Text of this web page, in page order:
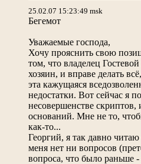
25.02.07 15:23:49 msk
Бегемот
Уважаемые господа,
Хочу прояснить свою
том, что владелец
хозяин, и вправе делать
эта кажущаяся
недостатки. Вот сейчас я
несовершенстве
оснований. Мне не то,
как-то...
Георгий, я так давно
меня нет ни вопросов
вопроса, что было раньше